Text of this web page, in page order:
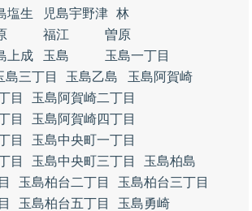
塩生 児島宇野津 林
福江
曽原
上成 玉島
玉島一丁目
島三丁目 玉島乙島
玉島阿賀崎
目
玉島阿賀崎二丁目
目
玉島阿賀崎四丁目
目
玉島中央町一丁目
目
玉島中央町三丁目
玉島柏島
玉島柏台二丁目
玉島柏台三丁目
玉島柏台五丁目
玉島勇崎